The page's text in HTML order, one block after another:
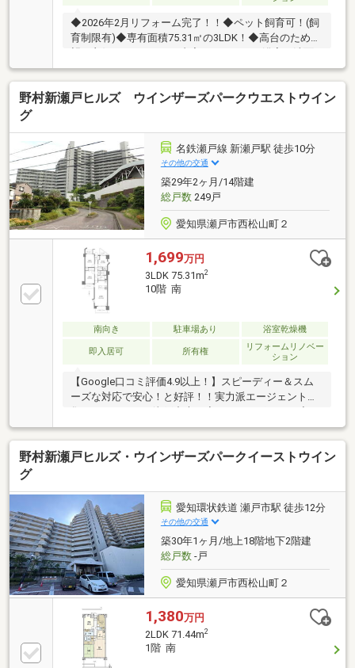
◆2026年2月リフォーム完了！！◆ペット飼育可！(飼
育制限有)◆専有面積75.31㎡の3LDK！◆高台のため眺
望も良好！□リフォーム内容・キッチン、浴室、洗面
所、トイレ、床、壁、その他、ハウスクリーニング□
交 通 ： 名鉄瀬戸線 「新瀬戸」 駅徒歩9分□間
取 ： 3LDK□学 校 ： 小学校（瀬戸市立水南小学
設 ☆スーパー （バロー新瀬戸店） ま
で860m 徒歩11分
野村新瀬戸ヒルズ ウインザーズパークウエストウイン
グ
名鉄瀬戸線 新瀬戸駅 徒歩10分
その他の交通
築29年2ヶ月/14階建
総戸数249戸
愛知県瀬戸市西松山町２
1,699万円
3LDK 75.31m2
10階 南
南向き 駐車場あり 浴室乾燥機
即入居可 所有権
リフォームリノベー
ション
【Google口コミ評価4.9以上！】スピーディー＆スム
ーズな対応で安心！と好評！！実力派エージェントが
集まるハウスドゥ瀬戸中央！◆おすすめポイント◆・
2026年2月リフォーム済(キッチン、浴室、洗面、トイ
レ、クロス等)・浴室乾燥機＆食洗機付き・南北両面バ
ルコニー付き・日当たり、眺望良好・エレベーター・
(約750m)・セブンイレブン瀬戸北松山町店まで徒歩5
分(約350m)・バロー新瀬戸店まで徒歩9分(約650m)
野村新瀬戸ヒルズ・ウインザーズパークイーストウイン
グ
愛知環状鉄道 瀬戸市駅 徒歩12分
その他の交通
築30年1ヶ月/地上18階地下2階建
総戸数-戸
愛知県瀬戸市西松山町２
1,380万円
2LDK 71.44m2
1階 南